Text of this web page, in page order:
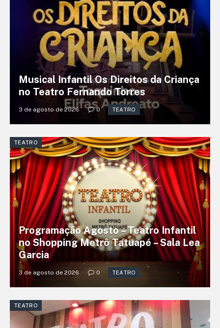
Musical Infantil Os Direitos da Criança
no Teatro Fernando Torres
3 de agosto de 2026 0 TEATRO
TEATRO
Programação Agosto – Teatro Infantil
no Shopping Metrô Tatuapé – Sala Lea
Garcia
3 de agosto de 2026 0 TEATRO
TEATRO